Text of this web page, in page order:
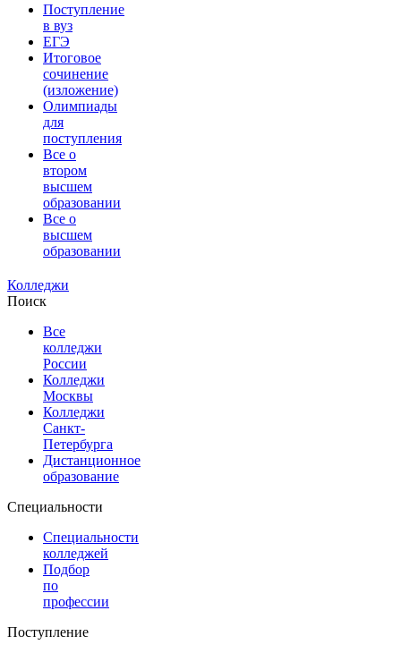
Поступление
в вуз
ЕГЭ
Итоговое
сочинение
(изложение)
Олимпиады
для
поступления
Все о
втором
высшем
образовании
Все о
высшем
образовании
Колледжи
Поиск
Все
колледжи
России
Колледжи
Москвы
Колледжи
Санкт-
Петербурга
Дистанционное
образование
Специальности
Специальности
колледжей
Подбор
по
профессии
Поступление